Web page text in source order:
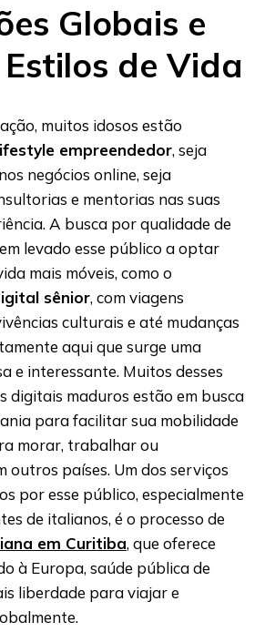
Globais e
de Vida
muitos idosos estão
empreendedor, seja
negócios online, seja
e mentorias nas suas
A busca por qualidade de
levado esse público a optar
mais móveis, como o
sênior, com viagens
culturais e até mudanças
aqui que surge uma
e interessante. Muitos desses
digitais maduros estão em busca
para facilitar sua mobilidade
morar, trabalhar ou
outros países. Um dos serviços
por esse público, especialmente
de italianos, é o processo de
em Curitiba, que oferece
à Europa, saúde pública de
liberdade para viajar e